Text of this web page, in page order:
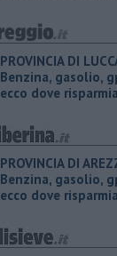
PROVINCIA DI
Benzina, gasolio,
ecco dove
PROVINCIA DI
Benzina, gasolio,
ecco dove